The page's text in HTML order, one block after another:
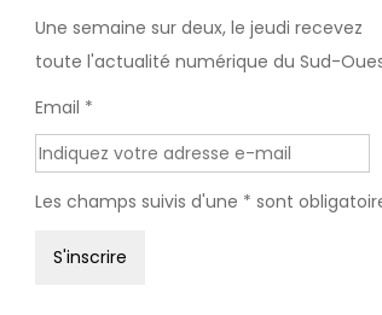
Une semaine sur deux, le jeudi recevez
toute l'actualité numérique du Sud-
Email *
Les champs suivis d'une * sont